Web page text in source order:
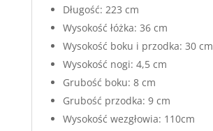
Długość: 223 cm
Wysokość łóżka: 36 cm
Wysokość boku i przodka: 30 cm
Wysokość nogi: 4,5 cm
Grubość boku: 8 cm
Grubość przodka: 9 cm
Wysokość wezgłowia: 110cm